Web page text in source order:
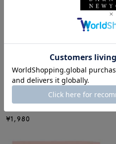
BARNEYS NEW YORK
ギンガムチェック柄ロゴ刺繍ハン
¥1,980